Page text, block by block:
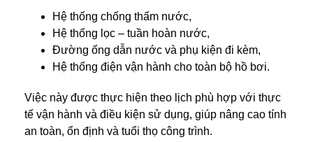
Hệ thống chống thấm nước,
Hệ thống lọc – tuần hoàn nước,
Đường ống dẫn nước và phụ kiện đi kèm,
Hệ thống điện vận hành cho toàn bộ hồ bơi.
Việc này được thực hiện theo lịch phù hợp với thực
tế vận hành và điều kiện sử dụng, giúp nâng cao tính
an toàn, ổn định và tuổi thọ công trình.